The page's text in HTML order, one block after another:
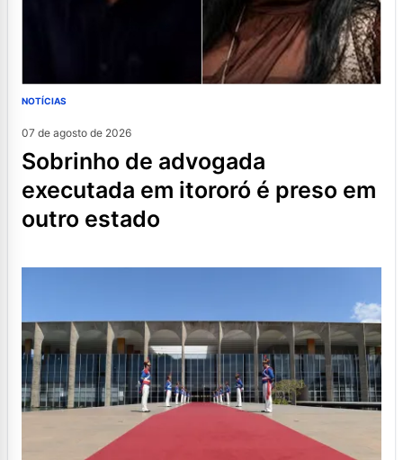
NOTÍCIAS
07 de agosto de 2026
sobrinho de advogada
executada em itororó é preso em
outro estado